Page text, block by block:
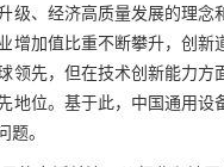
、经济高质量发展的理念
加值比重不断攀升，创
先，但在技术创新能力
位。基于此，中国通用
题。